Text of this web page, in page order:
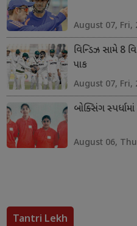
August 07, Fri,
વિન્ડિઝ સામે 8
પાક
August 07, Fri,
બોક્સિંગ
August 06,
Tantri Lekh